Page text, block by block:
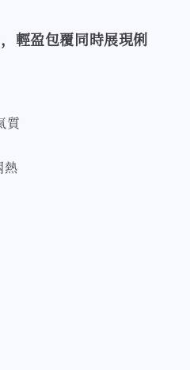
輕盈包覆同時展現俐
質
熱